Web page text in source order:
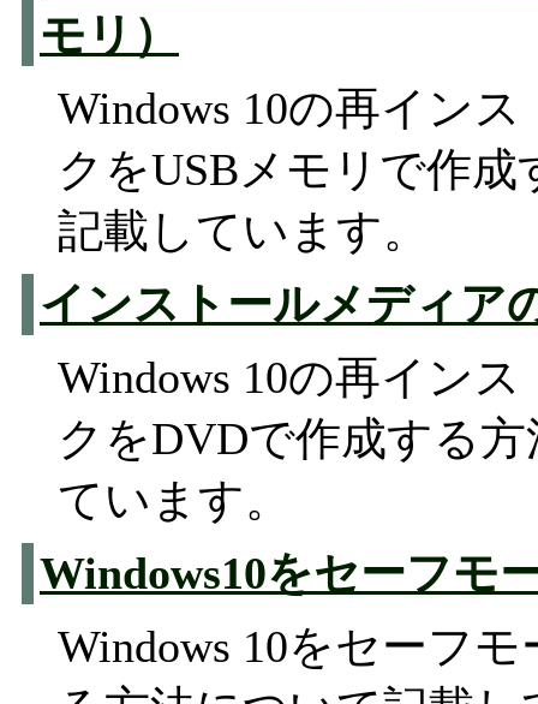
モリ）
Windows 10の再イン
クをUSBメモリで作
記載しています。
インストールメディア
Windows 10の再イン
クをDVDで作成する
ています。
Windows10をセーフモ
Windows 10をセーフ